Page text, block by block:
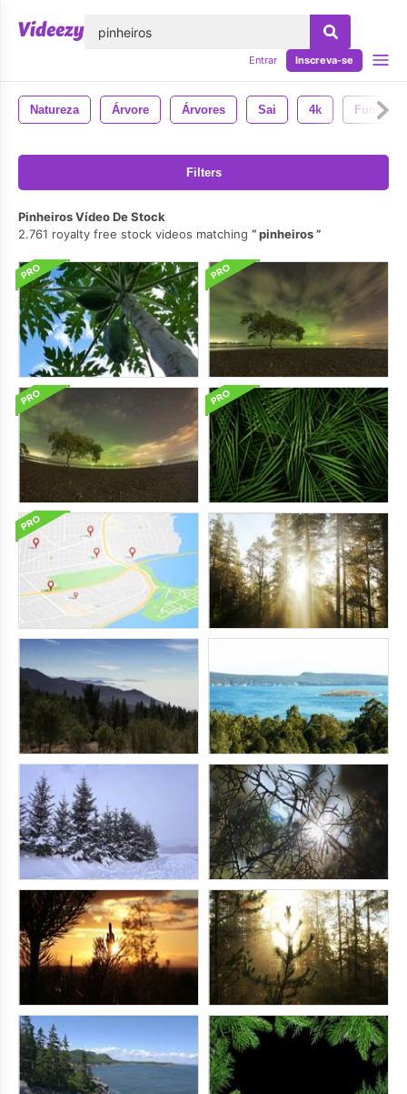
Entrar Inscreva-se
Natureza Árvore Árvores Sai 4k Fundo
Filters
Pinheiros Vídeo De Stock
2.761 royalty free stock videos matching
pinheiros